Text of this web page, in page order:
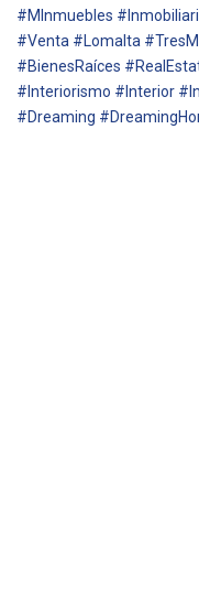
#MInmuebles
#Venta #Lomalta
#BienesRaíces
#Interiorismo #Interior
#Dreaming